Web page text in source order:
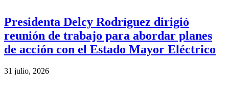
Presidenta Delcy Rodríguez dirigió
reunión de trabajo para abordar planes
de acción con el Estado Mayor Eléctrico
31 julio, 2026